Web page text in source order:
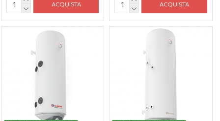
ACQUISTA ACQUISTA